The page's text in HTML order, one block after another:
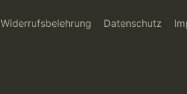
Widerrufsbelehrung Datenschutz